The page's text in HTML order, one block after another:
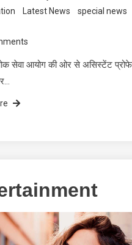
Latest News special news
लोक सेवा आयोग की ओर से असिस्टेंट